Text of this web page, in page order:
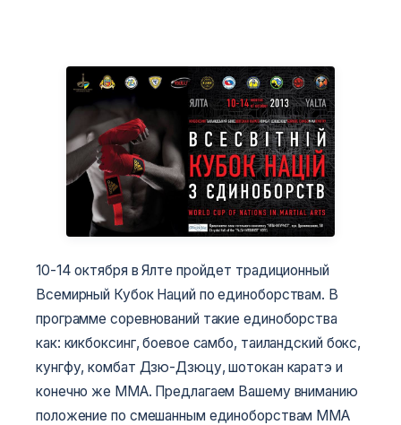
10-14 октября в Ялте пройдет традиционный
Всемирный Кубок Наций по единоборствам. В
программе соревнований такие единоборства
как: кикбоксинг, боевое самбо, таиландский бокс,
кунгфу, комбат Дзю-Дзюцу, шотокан каратэ и
конечно же ММА. Предлагаем Вашему вниманию
положение по смешанным единоборствам ММА